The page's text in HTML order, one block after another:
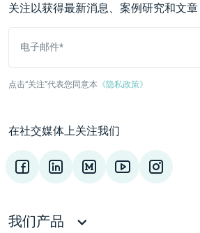
关注以获得最新消息、案例研究和文章
电子邮件*
点击“关注”代表您同意本 《隐私政策》
在社交媒体上关注我们
我们产品